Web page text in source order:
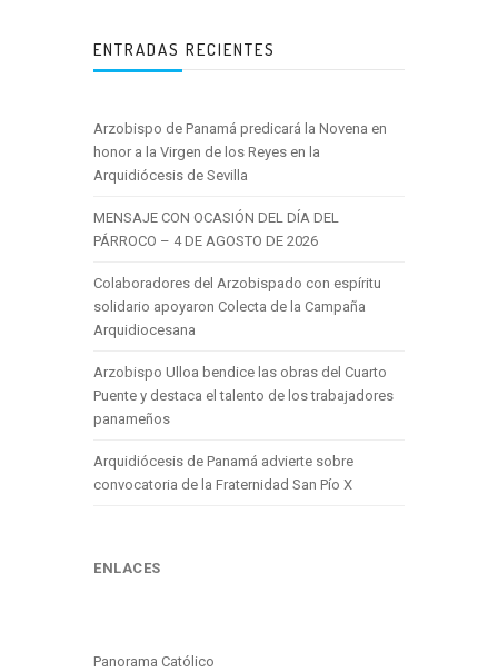
ENTRADAS RECIENTES
Arzobispo de Panamá predicará la Novena en
honor a la Virgen de los Reyes en la
Arquidiócesis de Sevilla
MENSAJE CON OCASIÓN DEL DÍA DEL
PÁRROCO – 4 DE AGOSTO DE 2026
Colaboradores del Arzobispado con espíritu
solidario apoyaron Colecta de la Campaña
Arquidiocesana
Arzobispo Ulloa bendice las obras del Cuarto
Puente y destaca el talento de los trabajadores
panameños
Arquidiócesis de Panamá advierte sobre
convocatoria de la Fraternidad San Pío X
ENLACES
Panorama Católico